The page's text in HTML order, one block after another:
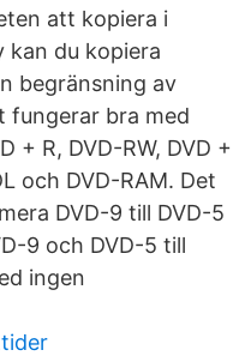
att kopiera i
kan du kopiera
begränsning av
fungerar bra med
+ R, DVD-RW, DVD +
och DVD-RAM. Det
DVD-9 till DVD-5
9 och DVD-5 till
ingen